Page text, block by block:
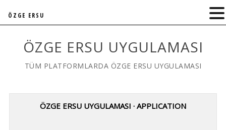
ÖZGE ERSU UYGULAMASI
TÜM PLATFORMLARDA ÖZGE ERSU UYGULAMASI
ÖZGE ERSU UYGULAMASI · APPLICATION
ÖZGE ERSU